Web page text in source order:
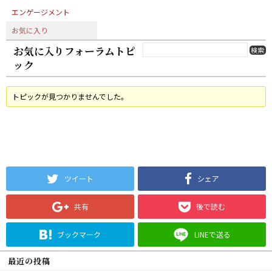
エンゲージメント
お気に入り
お気に入りフォーラムトピ
ック
トピックが見つかりませんでした。
ツイート シェア
共有 後で読む
ブックマーク LINEで送る
最近の投稿